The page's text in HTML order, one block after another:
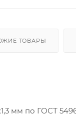
ТОВАРЫ
мм по ГОСТ